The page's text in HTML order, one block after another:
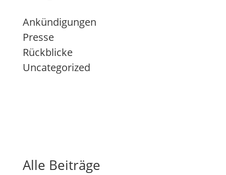
Ankündigungen
Presse
Rückblicke
Uncategorized
Alle Beiträge